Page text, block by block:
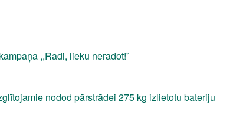
,,Radi, lieku neradot!”
nodod pārstrādei 275 kg izlietotu bateriju